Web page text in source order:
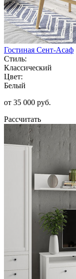
Гостиная Сент-Асаф
Стиль:
Классический
Цвет:
Белый
от 35 000 руб.
Рассчитать